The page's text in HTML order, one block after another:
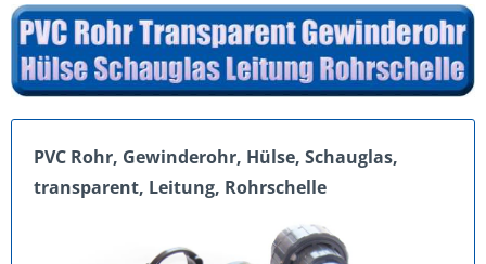
PVC Rohr, Gewinderohr, Hülse, Schauglas,
transparent, Leitung, Rohrschelle